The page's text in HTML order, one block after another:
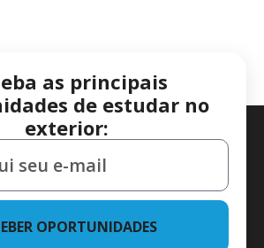
as principais
de estudar no
exterior:
OPORTUNIDADES